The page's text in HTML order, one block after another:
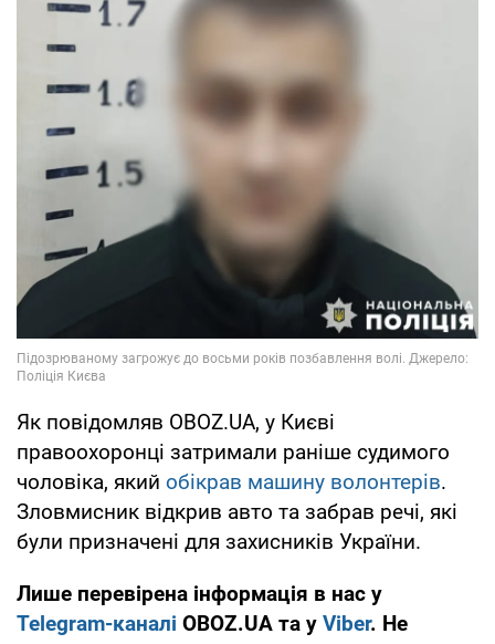
Як повідомляв OBOZ.UA, у Києві
правоохоронці затримали раніше судимого
чоловіка, який обікрав машину волонтерів.
Зловмисник відкрив авто та забрав речі, які
були призначені для захисників України.
Лише перевірена інформація в нас у
Telegram-каналі OBOZ.UA та у Viber. Не